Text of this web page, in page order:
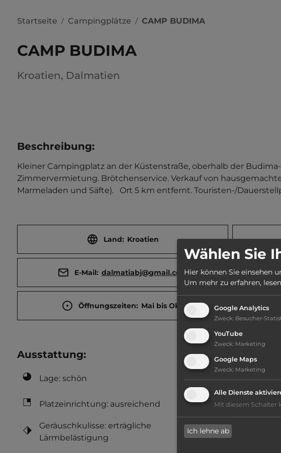
Startseite / Campingplätze / CAMP BUDIMA
CAMP BUDIMA
Kroatien, Dalmatien
Beschreibung:
Kleiner Campingplatz an der Küstenstraße, oberhalb der
Zimmervermietung. Brötchenservice. Verkauf von
Marmeladen und Säfte).   Ort 5 km entfernt. Touristen-/
Land: Kroatien
E-Mail: dalmatiabj@gmail.com
Öffnungszeiten: Mai bis Okt.
Ausstattung:
Lage: schön
Platzeinrichtung: ausreichend
Geräuschkulisse: erträgliche
Lärmbelästigung
nur
Wählen Sie
Hier können Sie einsehen
Um mehr zu erfahren,
Google Analytics
Zweck: Besucher-
YouTube
Zweck: Marketing
Google Maps
Zweck: Marketing
Alle Dienste
Mit diesem Schalter
Ich lehne ab